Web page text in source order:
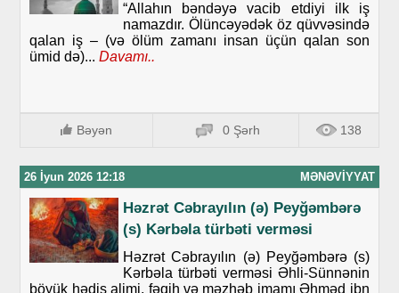
“Allahın bəndəyə vacib etdiyi ilk iş
namazdır. Ölüncəyədək öz qüvvəsində
qalan iş – (və ölüm zamanı insan üçün qalan son
ümid də)... Davamı..
Bəyən 0 Şərh 138
26 İyun 2026 12:18 MƏNƏVIYYAT
Həzrət Cəbrayılın (ə) Peyğəmbərə
(s) Kərbəla türbəti verməsi
Həzrət Cəbrayılın (ə) Peyğəmbərə (s)
Kərbəla türbəti verməsi Əhli-Sünnənin
böyük hədis alimi, fəqih və məzhəb imamı Əhməd ibn